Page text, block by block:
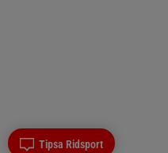
Tipsa Ridsport